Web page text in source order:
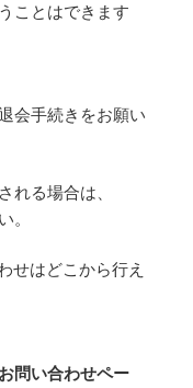
ことはできます
会手続きをお願い
れる場合は、
。
せはどこから行え
お問い合わせペー